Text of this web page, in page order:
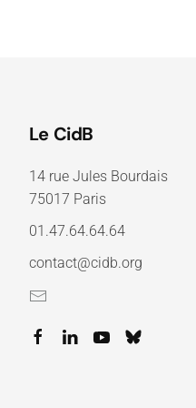
Le CidB
14 rue Jules Bourdais
75017 Paris
01.47.64.64.64
contact@cidb.org